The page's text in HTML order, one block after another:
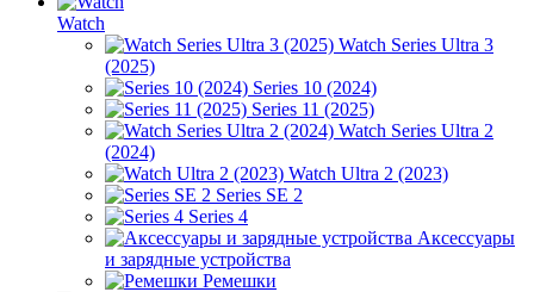
Watch
Watch Series Ultra 3
(2025)
Series 10 (2024)
Series 11 (2025)
Watch Series Ultra 2
(2024)
Watch Ultra 2 (2023)
Series SE 2
Series 4
Аксессуары
и зарядные устройства
Ремешки